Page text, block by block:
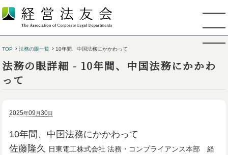
TOP 法務の眼一覧 10年間、中国法務にかかわって
法務の眼詳細 - 10年間、中国法務にかかわ
って
2025年09 月30日
10年間、中国法務にかかわって
佐藤隆久 日東電工株式会社 法務・コンプライアンス本部 経